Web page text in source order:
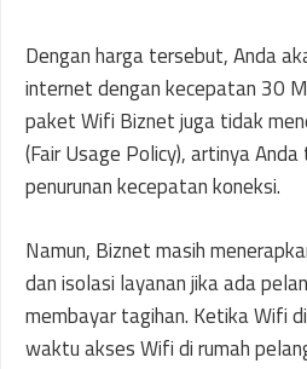
Dengan harga tersebut, Anda
internet dengan kecepatan 30
paket Wifi Biznet juga tidak
(Fair Usage Policy), artinya
penurunan kecepatan koneksi.
Namun, Biznet masih
dan isolasi layanan jika ada
membayar tagihan. Ketika Wifi
waktu akses Wifi di rumah